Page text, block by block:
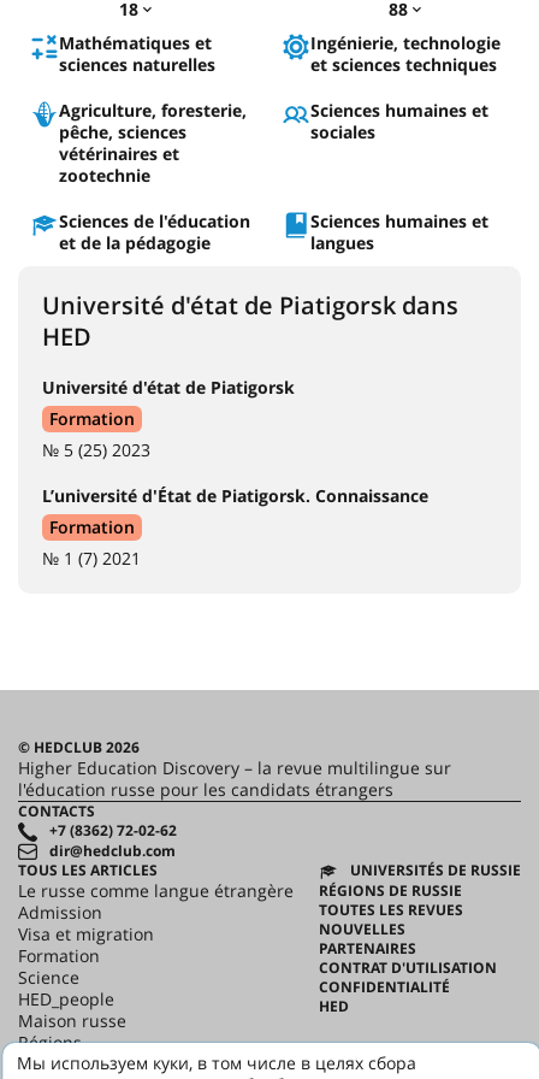
18
88
Mathématiques et
sciences naturelles
Ingénierie, technologie
et sciences techniques
Agriculture, foresterie,
pêche, sciences
vétérinaires et
zootechnie
Sciences humaines et
sociales
Sciences de l'éducation
et de la pédagogie
Sciences humaines et
langues
Université d'état de Piatigorsk dans
HED
Université d'état de Piatigorsk
Formation
№ 5 (25) 2023
L’université d'État de Piatigorsk. Connaissance
Formation
№ 1 (7) 2021
© HEDCLUB 2026
Higher Education Discovery – la revue multilingue sur
l'éducation russe pour les candidats étrangers
CONTACTS
+7 (8362) 72-02-62
dir@hedclub.com
TOUS LES ARTICLES
Le russe comme langue étrangère
Admission
Visa et migration
Formation
Science
HED_people
Maison russe
Régions
culture
UNIVERSITÉS DE RUSSIE
RÉGIONS DE RUSSIE
TOUTES LES REVUES
NOUVELLES
PARTENAIRES
CONTRAT D'UTILISATION
CONFIDENTIALITÉ
HED
Мы используем куки, в том числе в целях сбора